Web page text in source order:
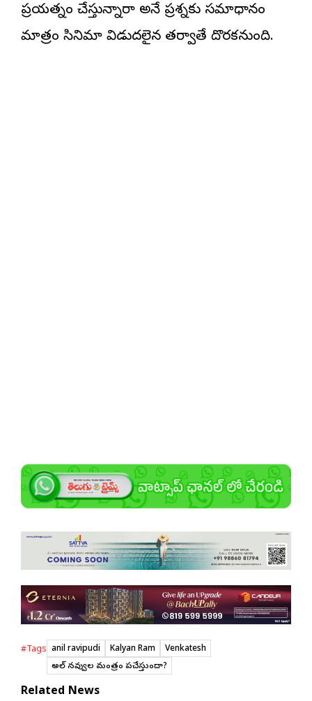
ప్రయత్నం చేస్తున్నారా అనే ప్రశ్నకు సమాధానం
మాత్రం సినిమా విడుదలైన తర్వాతే దొరకనుంది.
#Tags anil ravipudi Kalyan Ram
Venkatesh
అనిల్ నవ్వుల మంత్రం పనిచేస్తుందా?
Related News